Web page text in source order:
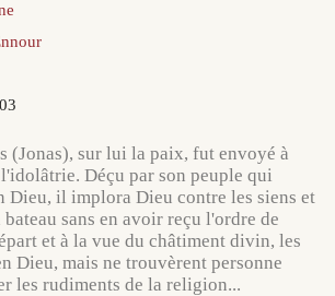
(Jonas), sur lui la paix, fut envoyé à
Déçu par son peuple qui
Dieu, il implora Dieu contre les siens et
sans en avoir reçu l'ordre de
et à la vue du châtiment divin, les
Dieu, mais ne trouvèrent personne
les rudiments de la religion...